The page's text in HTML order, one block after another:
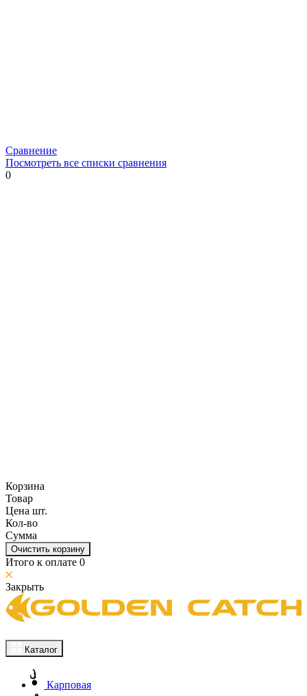
Сравнение
Посмотреть все списки сравнения
0
Корзина
Товар
Цена шт.
Кол-во
Сумма
Очистить корзину
Итого к оплате 0
Закрыть
Каталог
Карповая